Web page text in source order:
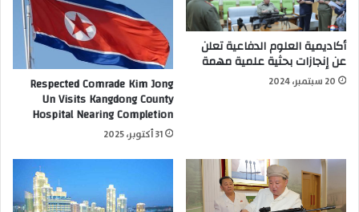
أكاديمية العلوم الدفاعية تعلن
عن إنجازات بحثية علمية مهمة
20 سبتمبر، 2024 Respected Comrade Kim Jong
Un Visits Kangdong County
Hospital Nearing Completion
31 أكتوبر، 2025